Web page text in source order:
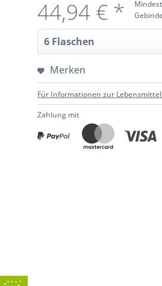
44,94 € *
Merken
Für Informationen zur
Zahlung mit